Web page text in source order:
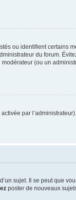
ou identifient certains
du forum.
(ou un
par
sujet. Il se peut que
poster de nouveaux